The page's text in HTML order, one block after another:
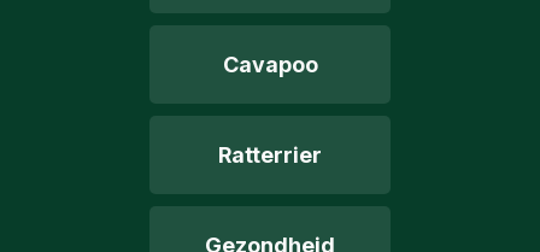
Cavapoo
Ratterrier
Gezondheid